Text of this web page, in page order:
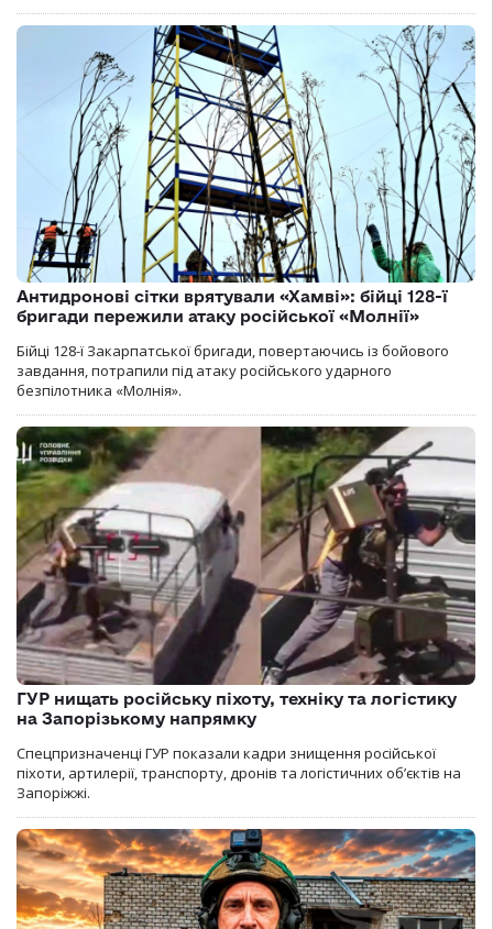
Антидронові сітки врятували «Хамві»: бійці 128-ї
бригади пережили атаку російської «Молнії»
Бійці 128-ї Закарпатської бригади, повертаючись із бойового
завдання, потрапили під атаку російського ударного
безпілотника «Молнія».
ГУР нищать російську піхоту, техніку та логістику
на Запорізькому напрямку
Спецпризначенці ГУР показали кадри знищення російської
піхоти, артилерії, транспорту, дронів та логістичних об’єктів на
Запоріжжі.